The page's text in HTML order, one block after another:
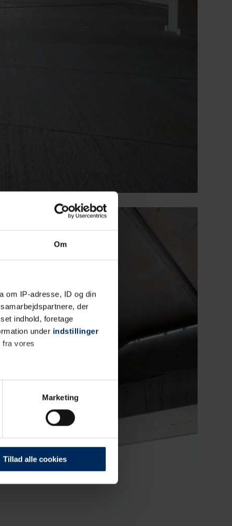
Om
om IP-adresse, ID og din
der
indhold, foretage
under indstillinger
vores
du bruger vores
Marketing
Tillad alle cookies